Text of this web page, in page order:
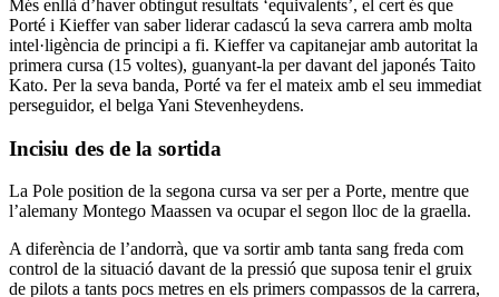
Més enllà d’haver obtingut resultats ‘equivalents’, el cert és que
Porté i Kieffer van saber liderar cadascú la seva carrera amb molta
intel·ligència de principi a fi. Kieffer va capitanejar amb autoritat la
primera cursa (15 voltes), guanyant-la per davant del japonés Taito
Kato. Per la seva banda, Porté va fer el mateix amb el seu immediat
perseguidor, el belga Yani Stevenheydens.
Incisiu des de la sortida
La Pole position de la segona cursa va ser per a Porte, mentre que
l’alemany Montego Maassen va ocupar el segon lloc de la graella.
A diferència de l’andorrà, que va sortir amb tanta sang freda com
control de la situació davant de la pressió que suposa tenir el gruix
de pilots a tants pocs metres en els primers compassos de la carrera,